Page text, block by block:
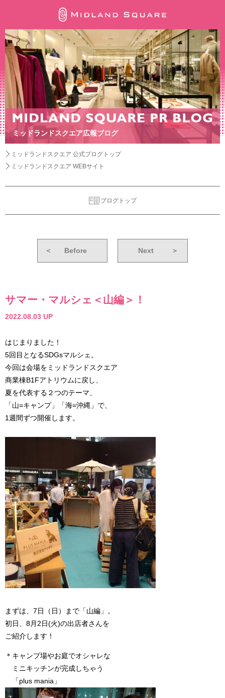
ミッドランドスクエア広報ブログ
ミッドランドスクエア 公式ブログトップ
ミッドランドスクエア WEBサイト
ブログトップ
＜ Before Next ＞
サマー・マルシェ＜山編＞！
2022.08.03 UP
はじまりました！
5回目となるSDGsマルシェ。
今回は会場をミッドランドスクエア
商業棟B1Fアトリウムに戻し、
夏を代表する２つのテーマ、
「山=キャンプ」「海=沖縄」で、
1週間ずつ開催します。
まずは、7日（日）まで「山編」。
初日、8月2日(火)の出店者さんを
ご紹介します！
＊キャンプ場やお庭でオシャレな
ミニキッチンが完成しちゃう
「plus mania」